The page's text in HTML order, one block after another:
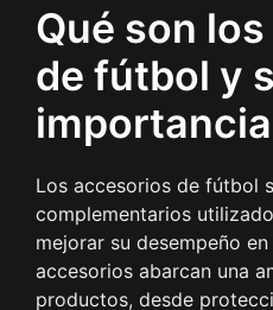
Qué son
de fútbol y
importancia
Los accesorios de fútbol
complementarios
mejorar su desempeño
accesorios abarcan una
productos, desde